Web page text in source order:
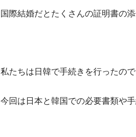
国際結婚だとたくさんの証明書の
私たちは日韓で手続きを行ったので
今回は日本と韓国での必要書類や